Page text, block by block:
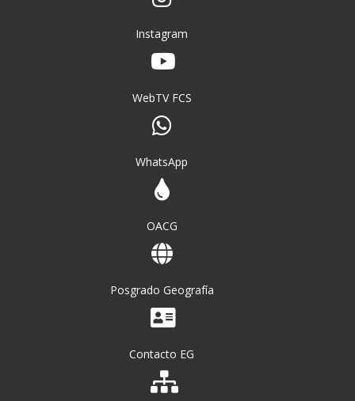
Instagram
WebTV FCS
WhatsApp
OACG
Posgrado Geografía
Contacto EG